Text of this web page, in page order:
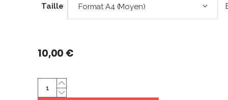
Taille Format A4 (Moyen)
10,00 €
Feunard
Kanto